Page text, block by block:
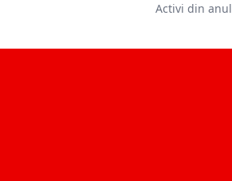
Activi din anul